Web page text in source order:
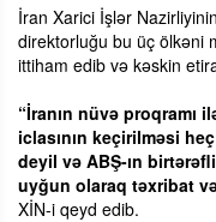
İran Xarici İşlər
direktorluğu bu üç ölkəni
ittiham edib və kəskin
“İranın nüvə proqramı
iclasının keçirilməsi
deyil və ABŞ-ın
uyğun olaraq təxribat
XİN-i qeyd edib.